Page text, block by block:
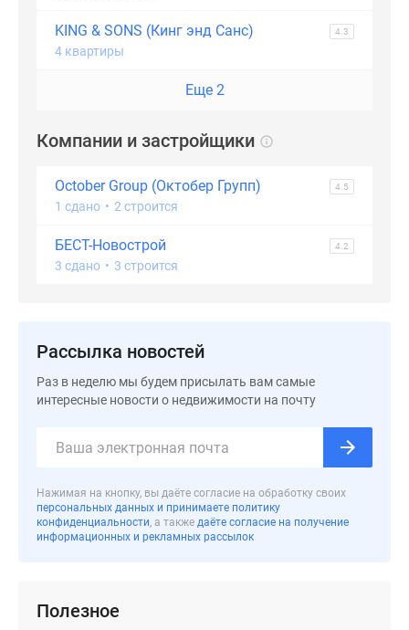
KING & SONS (Кинг энд Санс) 4.3
4 квартиры
Еще 2
Компании и застройщики
October Group (Октобер Групп) 4.5
1 сдано • 2 строится
БЕСТ-Новострой 4.2
3 сдано • 3 строится
Рассылка новостей
Раз в неделю мы будем присылать вам самые
интересные новости о недвижимости на почту
Нажимая на кнопку, вы даёте согласие на обработку своих
персональных данных и принимаете политику
конфиденциальности, а также даёте согласие на получение
информационных и рекламных рассылок
Полезное